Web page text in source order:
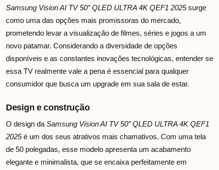
Samsung Vision AI TV 50″ QLED ULTRA 4K QEF1 2025surge
como uma das opções mais promissoras do mercado,
prometendo levar a visualização de filmes, séries e jogos a um
novo patamar. Considerando a diversidade de opções
disponíveis e as constantes inovações tecnológicas, entender se
essa TV realmente vale a pena é essencial para qualquer
consumidor que busca um upgrade em sua sala de estar.
Design e construção
O design da Samsung Vision AI TV 50″ QLED ULTRA 4K QEF1
2025é um dos seus atrativos mais chamativos. Com uma tela
de 50 polegadas, esse modelo apresenta um acabamento
elegante e minimalista, que se encaixa perfeitamente em